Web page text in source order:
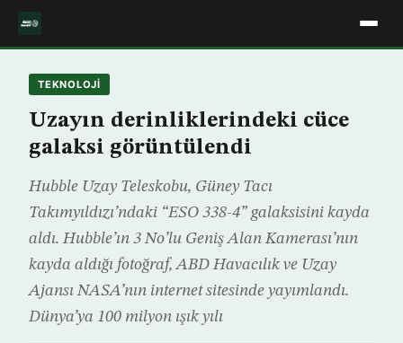
TEKNOLOJİ
Uzayın derinliklerindeki cüce
galaksi görüntülendi
Hubble Uzay Teleskobu, Güney Tacı
Takımyıldızı’ndaki “ESO 338-4” galaksisini kayda
aldı. Hubble’ın 3 No’lu Geniş Alan Kamerası’nın
kayda aldığı fotoğraf, ABD Havacılık ve Uzay
Ajansı NASA’nın internet sitesinde yayımlandı.
Dünya’ya 100 milyon ışık yılı